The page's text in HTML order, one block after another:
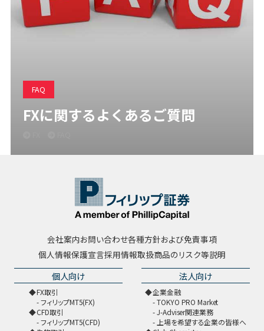
FAQ
FXに関するよくあるご質問
会社案内お問い合わせ各種方針および免責事項
個人情報保護宣言採用情報取扱商品のリスク等説明
個人向け
FX取引
フィリップMT5(FX)
CFD取引
フィリップMT5(CFD)
法人向け
企業金融
TOKYO PRO Market
J-Adviser関連業務
上場を希望する企業の皆様へ